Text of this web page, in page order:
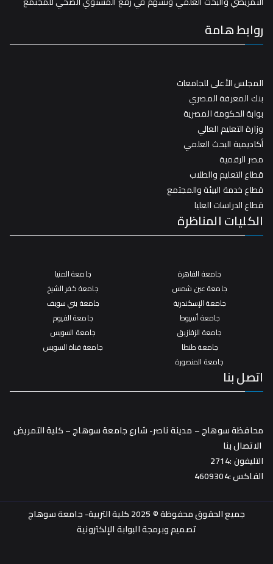
روابط هامة
المجلس الأعلى للجامعات
بنك المعرفة المصري
بوابة الحكومة المصرية
وزارة التعليم العالي
أكاديمية البحث العلمي
مصر الرقمية
قطاع التعليم والطلاب
قطاع خدمة البيئة والمجتمع
قطاع الدراسات العليا
الكليات المناظرة
جامعة القاهرة
جامعة عين شمس
جامعة الإسكندرية
جامعة أسيوط
جامعة الزقازيق
جامعة طنطا
جامعة المنصورة
جامعة المنيا
جامعة كفر الشيخ
جامعة بني سويف
جامعة الفيوم
جامعة السويس
جامعة قناة السويس
اتصل بنا
محافظة سوهاج – مدينة ناصر- شارع جامعة سوهاج – كلية التمريض
الاتصال بنا
التليفون :2714
الفاكس :4609304
جميع الحقوق محفوظة © 2025 كلية التربية- جامعة سوهاج
تصميم وبرمجةالبوابة الإلكترونية